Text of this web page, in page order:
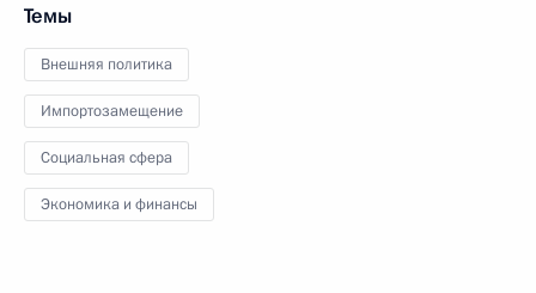
Темы
Внешняя политика
Импортозамещение
Социальная сфера
Экономика и финансы